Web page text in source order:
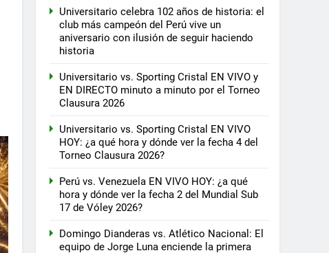
Universitario celebra 102 años de historia: el
club más campeón del Perú vive un
aniversario con ilusión de seguir haciendo
historia
Universitario vs. Sporting Cristal EN VIVO y
EN DIRECTO minuto a minuto por el Torneo
Clausura 2026
Universitario vs. Sporting Cristal EN VIVO
HOY: ¿a qué hora y dónde ver la fecha 4 del
Torneo Clausura 2026?
Perú vs. Venezuela EN VIVO HOY: ¿a qué
hora y dónde ver la fecha 2 del Mundial Sub
17 de Vóley 2026?
Domingo Dianderas vs. Atlético Nacional: El
equipo de Jorge Luna enciende la primera